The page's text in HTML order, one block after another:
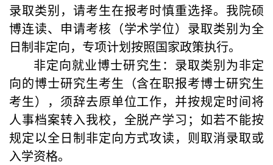
录取类别，请考生在报考时慎重选择。我院硕
博连读、申请考核（学术学位）录取类别为全
日制非定向，专项计划按照国家政策执行。
非定向就业博士研究生：录取类别为非定
向的博士研究生考生（含在职报考博士研究生
考生），须辞去原单位工作，并按规定时间将
人事档案转入我校，全脱产学习；如若不能按
规定以全日制非定向方式攻读，则取消录取或
入学资格。